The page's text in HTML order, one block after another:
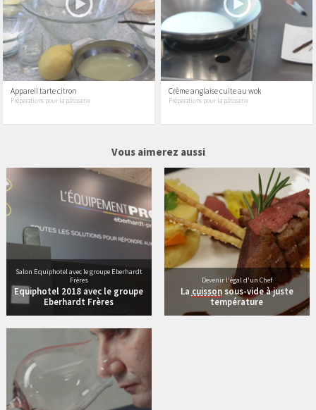
Appareil tarte citron
Préparations pour la pâtisserie
Crème anglaise cuite au wok
Préparations pour la pâtisserie
Vous aimerez aussi
Salon Equiphotel avec le groupe Eberhardt
Frères
Equiphotel 2018 avec le groupe
Eberhardt Frères
Devenir l'égal d'un Chef
La cuissonsous-vide à juste
température
12 vidéos